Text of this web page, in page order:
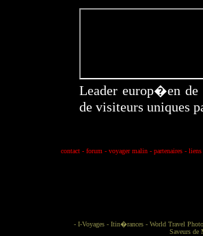
Leader europ�en
de visiteurs uniques
contact- forum - voyager malin- partenaires- liens
- I-Voyages - Itin�rances - World Travel
Saveurs